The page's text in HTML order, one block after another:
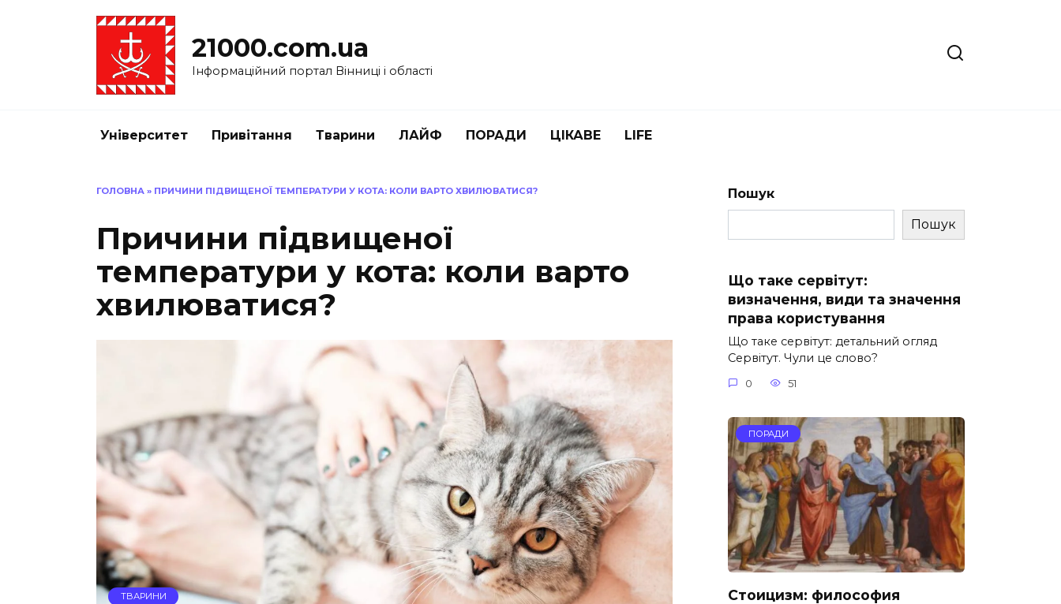
21000.com.ua
Інформаційний портал Вінниці і області
Університет Привітання Тварини ЛАЙФ ПОРАДИ ЦІКАВЕ LIFE
ГОЛОВНА » ПРИЧИНИ ПІДВИЩЕНОЇ ТЕМПЕРАТУРИ У КОТА: КОЛИ ВАРТО ХВИЛЮВАТИСЯ?
Причини підвищеної
температури у кота: коли варто
хвилюватися?
ТВАРИНИ
Пошук
Пошук
Що таке сервітут:
визначення, види та значення
права користування
Що таке сервітут: детальний огляд
Сервітут. Чули це слово?
0 51
ПОРАДИ
Стоицизм: философия